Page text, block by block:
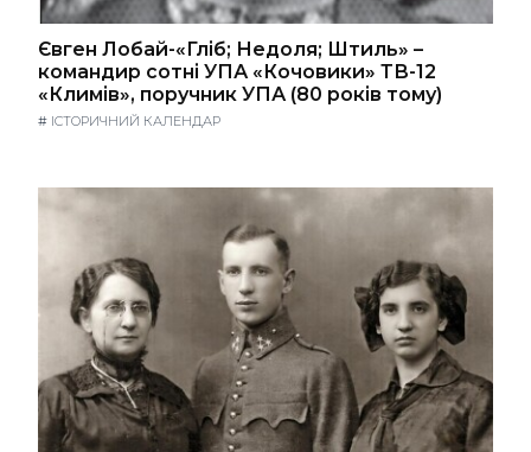
Євген Лобай-«Гліб; Недоля; Штиль» –
командир сотні УПА «Кочовики» ТВ-12
«Климів», поручник УПА (80 років тому)
# ІСТОРИЧНИЙ КАЛЕНДАР